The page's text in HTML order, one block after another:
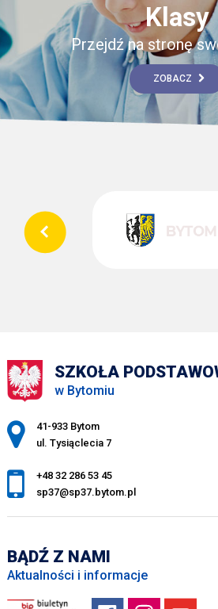
Klasy
Przejdź na stronę
ZOBACZ
SZKOŁA
w Bytomiu
Adres pocztowy:
41-933 Bytom
ul. Tysiąclecia 7
+48 32 286 53 45
sp37@sp37.bytom.pl
BĄDŹ Z NAMI
Aktualności i informacje